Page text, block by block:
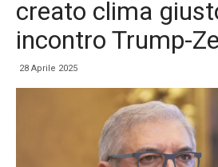
creato clima
incontro Trump-
28 Aprile 2025